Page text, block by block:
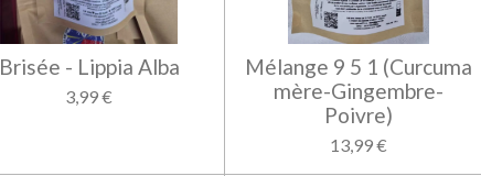
Brisée - Lippia Alba
3,99 €
Mélange 9 5 1 (Curcuma
mère-Gingembre-
Poivre)
13,99 €